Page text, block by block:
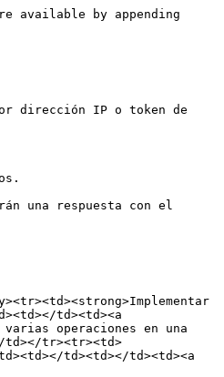
available by appending
dirección IP o token de
una respuesta con el
td><td><a
varias operaciones en una
td></tr><tr><td>
td><td></td><td><a